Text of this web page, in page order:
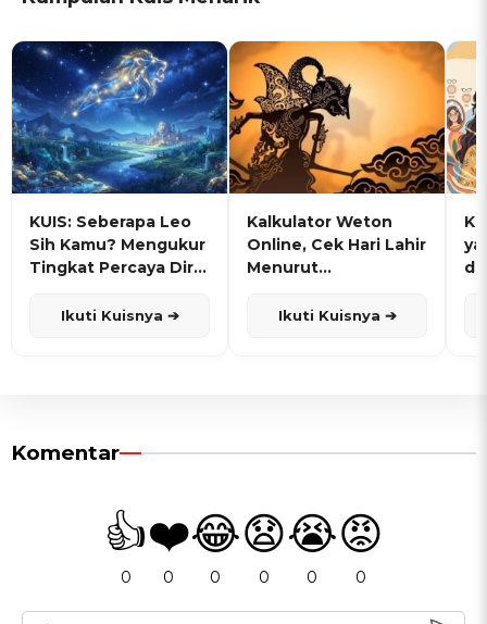
KUIS: Seberapa Leo
Sih Kamu? Mengukur
Tingkat Percaya Diri
Ikuti Kuisnya ➔
Kalkulator Weton
Online, Cek Hari Lahir
Menurut
Ikuti Kuisnya ➔
Komentar
👍
0
❤️
0
😂
0
😧
0
😭
0
😡
0